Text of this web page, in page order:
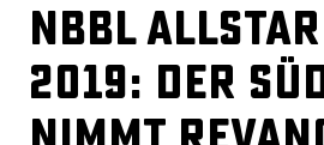
NBBL
2019: Der